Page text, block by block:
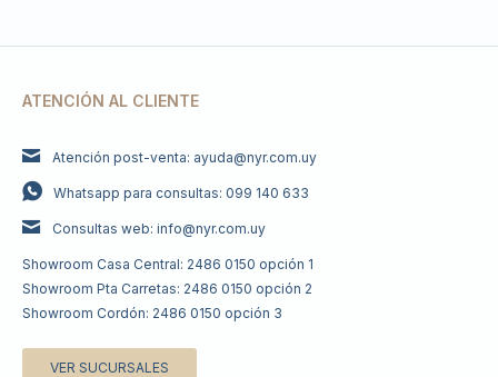
ATENCIÓN AL CLIENTE
Atención post-venta: ayuda@nyr.com.uy
Whatsapp para consultas: 099 140 633
Consultas web: info@nyr.com.uy
Showroom Casa Central: 2486 0150 opción 1
Showroom Pta Carretas: 2486 0150 opción 2
Showroom Cordón: 2486 0150 opción 3
VER SUCURSALES